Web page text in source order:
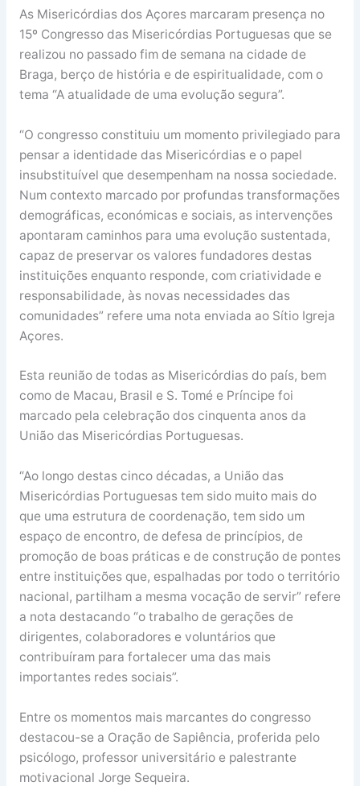
As Misericórdias dos Açores marcaram presença no
15º Congresso das Misericórdias Portuguesas que se
realizou no passado fim de semana na cidade de
Braga, berço de história e de espiritualidade, com o
tema “A atualidade de uma evolução segura”.
“O congresso constituiu um momento privilegiado para
pensar a identidade das Misericórdias e o papel
insubstituível que desempenham na nossa sociedade.
Num contexto marcado por profundas transformações
demográficas, económicas e sociais, as intervenções
apontaram caminhos para uma evolução sustentada,
capaz de preservar os valores fundadores destas
instituições enquanto responde, com criatividade e
responsabilidade, às novas necessidades das
comunidades” refere uma nota enviada ao Sítio Igreja
Açores.
Esta reunião de todas as Misericórdias do país, bem
como de Macau, Brasil e S. Tomé e Príncipe foi
marcado pela celebração dos cinquenta anos da
União das Misericórdias Portuguesas.
“Ao longo destas cinco décadas, a União das
Misericórdias Portuguesas tem sido muito mais do
que uma estrutura de coordenação, tem sido um
espaço de encontro, de defesa de princípios, de
promoção de boas práticas e de construção de pontes
entre instituições que, espalhadas por todo o território
nacional, partilham a mesma vocação de servir” refere
a nota destacando “o trabalho de gerações de
dirigentes, colaboradores e voluntários que
contribuíram para fortalecer uma das mais
importantes redes sociais”.
Entre os momentos mais marcantes do congresso
destacou-se a Oração de Sapiência, proferida pelo
psicólogo, professor universitário e palestrante
motivacional Jorge Sequeira.